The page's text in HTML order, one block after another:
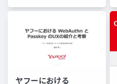
ネット
ヤフーにおける